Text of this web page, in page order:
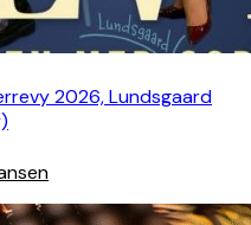
2026, Lundsgaard